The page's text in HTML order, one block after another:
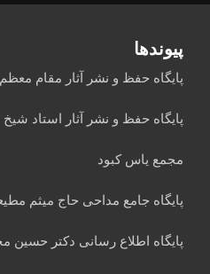
پیوندها
پایگاه حفظ و نشر آثار مقام
پایگاه حفظ و نشر آثار استاد
مجمع یاس کبود
پایگاه جامع مداحی حاج میثم
پایگاه اطلاع رسانی دکتر حسین